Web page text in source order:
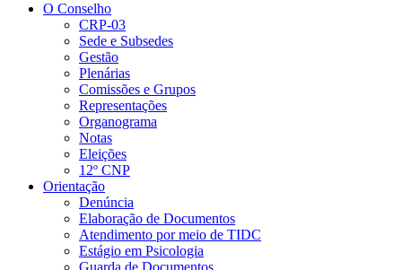
O Conselho
CRP-03
Sede e Subsedes
Gestão
Plenárias
Comissões e Grupos
Representações
Organograma
Notas
Eleições
12º CNP
Orientação
Denúncia
Elaboração de Documentos
Atendimento por meio de TIDC
Estágio em Psicologia